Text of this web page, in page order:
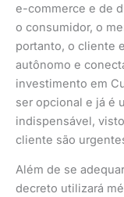
e-commerce e de
o consumidor, o
portanto, o cliente
autônomo e
investimento em
ser opcional e já é
indispensável,
cliente são
Além de se
decreto utilizará